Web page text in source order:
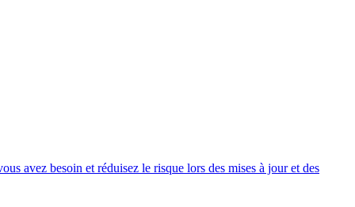
avez besoin et réduisez le risque lors des mises à jour et des